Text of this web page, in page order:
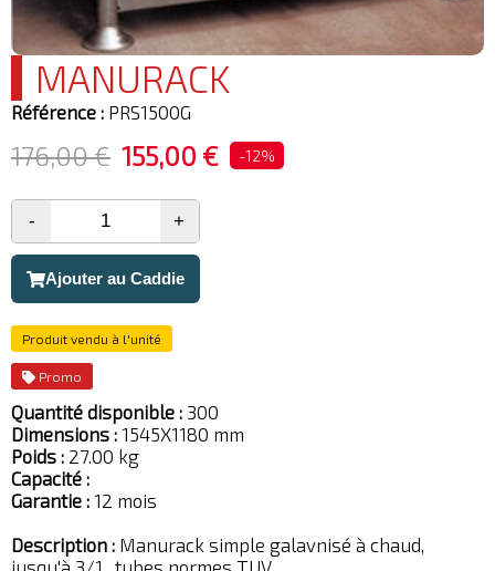
MANURACK
Référence : PRS1500G
176,00 € 155,00 € -12%
- +
Ajouter au Caddie
Produit vendu à l'unité
Promo
Quantité disponible : 300
Dimensions : 1545X1180 mm
Poids : 27.00 kg
Capacité :
Garantie : 12 mois
Description : Manurack simple galavnisé à chaud,